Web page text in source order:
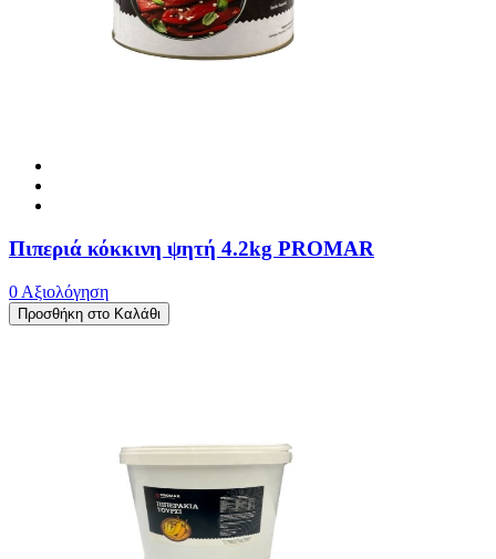
Πιπεριά κόκκινη ψητή 4.2kg PROMAR
0 Αξιολόγηση
Προσθήκη στο Καλάθι